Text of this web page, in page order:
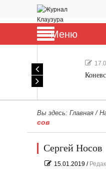
Меню
Вы здесь: Главная /
сов
Сергей Носов
15.01.2019 /